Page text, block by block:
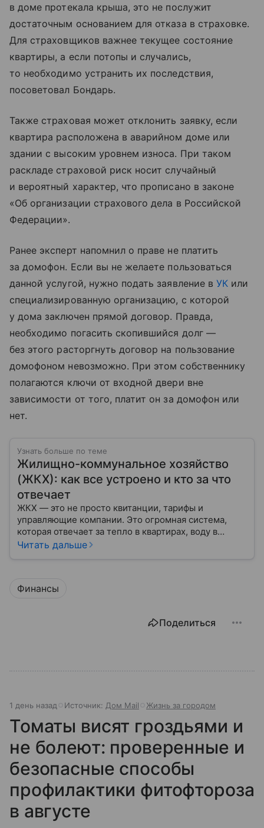
в доме протекала крыша, это не послужит
достаточным основанием для отказа в страховке.
Для страховщиков важнее текущее состояние
квартиры, а если потопы и случались,
то необходимо устранить их последствия,
посоветовал Бондарь.
Также страховая может отклонить заявку, если
квартира расположена в аварийном доме или
здании с высоким уровнем износа. При таком
раскладе страховой риск носит случайный
и вероятный характер, что прописано в законе
«Об организации страхового дела в Российской
Федерации».
Ранее эксперт напомнил о праве не платить
за домофон. Если вы не желаете пользоваться
данной услугой, нужно подать заявление в УК или
специализированную организацию, с которой
у дома заключен прямой договор. Правда,
необходимо погасить скопившийся долг —
без этого расторгнуть договор на пользование
домофоном невозможно. При этом собственнику
полагаются ключи от входной двери вне
зависимости от того, платит он за домофон или
нет.
Узнать больше по теме
Жилищно-коммунальное хозяйство
(ЖКХ): как все устроено и кто за что
отвечает
ЖКХ — это не просто квитанции, тарифы и
управляющие компании. Это огромная система,
которая отвечает за тепло в квартирах, воду в
кране, освещение улиц и чистоту во дворах.
Читать дальше
Финансы
Поделиться
1 день назад Источник: Дом Mail Жизнь за городом
Томаты висят гроздьями и
не болеют: проверенные и
безопасные способы
профилактики фитофтороза
в августе